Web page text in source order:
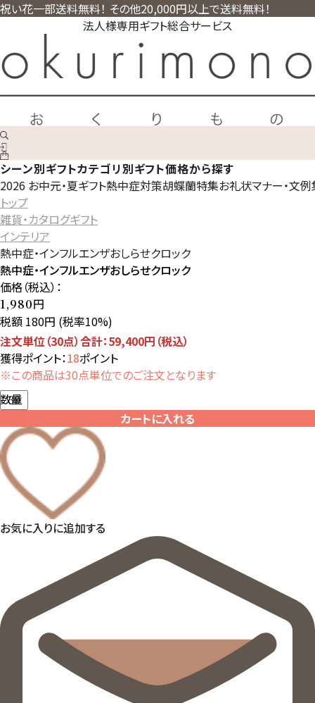
祝い花一部送料無料！ その他20,000円以上で送料無料！
法人様専用ギフト総合サービス
シーン別ギフトカテゴリ別ギフト価格から探す
2026 お中元・夏ギフト熱中症対策胡蝶蘭特集お礼状マナー・文
トップ
雑貨・カタログギフト
インテリア
熱中症・インフルエンザおしらせクロック
熱中症・インフルエンザおしらせクロック
価格（税込）：
1,980円
税額 180円 (税率10%)
注文単位（30点）合計：59,400円（税込）
獲得ポイント：18ポイント
※この商品は30点単位でのご注文となります
数量
カートに入れる
お気に入りに追加する